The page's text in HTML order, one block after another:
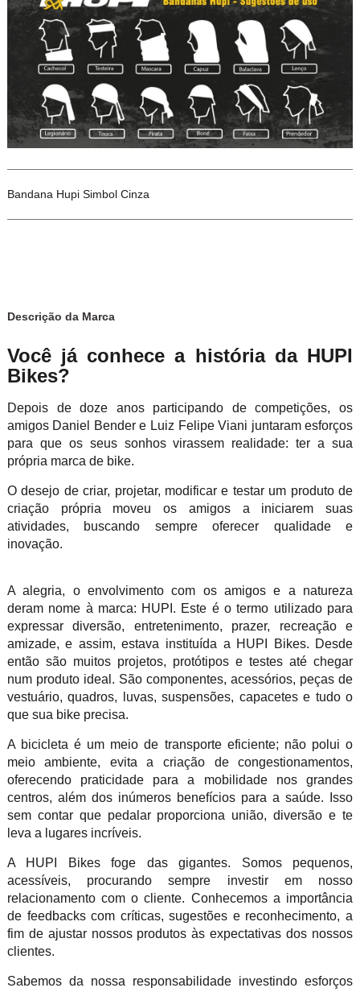
Bandana Hupi Simbol Cinza
Descrição da Marca
Você já conhece a história da HUPI
Bikes?
Depois de doze anos participando de competições, os
amigos Daniel Bender e Luiz Felipe Viani juntaram esforços
para que os seus sonhos virassem realidade: ter a sua
própria marca de bike.
O desejo de criar, projetar, modificar e testar um produto de
criação própria moveu os amigos a iniciarem suas
atividades, buscando sempre oferecer qualidade e
inovação.
A alegria, o envolvimento com os amigos e a natureza
deram nome à marca: HUPI. Este é o termo utilizado para
expressar diversão, entretenimento, prazer, recreação e
amizade, e assim, estava instituída a HUPI Bikes. Desde
então são muitos projetos, protótipos e testes até chegar
num produto ideal. São componentes, acessórios, peças de
vestuário, quadros, luvas, suspensões, capacetes e tudo o
que sua bike precisa.
A bicicleta é um meio de transporte eficiente; não polui o
meio ambiente, evita a criação de congestionamentos,
oferecendo praticidade para a mobilidade nos grandes
centros, além dos inúmeros benefícios para a saúde. Isso
sem contar que pedalar proporciona união, diversão e te
leva a lugares incríveis.
A HUPI Bikes foge das gigantes. Somos pequenos,
acessíveis, procurando sempre investir em nosso
relacionamento com o cliente. Conhecemos a importância
de feedbacks com críticas, sugestões e reconhecimento, a
fim de ajustar nossos produtos às expectativas dos nossos
clientes.
Sabemos da nossa responsabilidade investindo esforços